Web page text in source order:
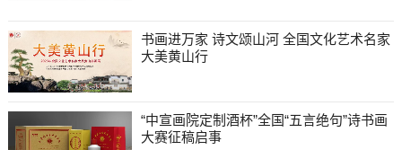
书画进万家 诗文颂山河 全国文化艺术名家
大美黄山行
“中宣画院定制酒杯”全国“五言绝句”诗书画
大赛征稿启事